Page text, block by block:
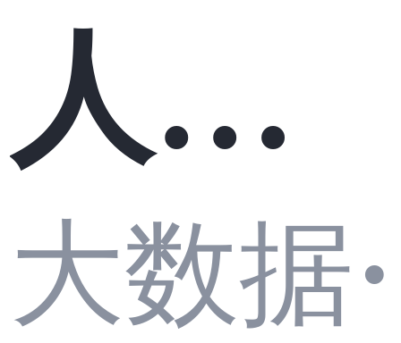
新范
人形
机器
大数据·